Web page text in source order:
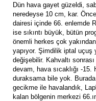
Dün hava gayet güzeldi,
neredeyse 10 cm, kar.
dairesi içinde 66. enlemde
ise sıkıntı büyük, bütün
önemli herkes çok
yapıyor. Şimdilik iptal
değişebilir. Kahvaltı
devam, hava sıcaklığı -
duraksama bile yok.
gecikme ile havalandık,
kalan bölgenin merkezi